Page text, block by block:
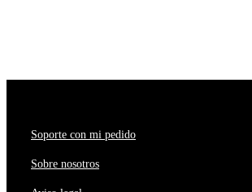
Soporte con mi pedido
Sobre nosotros